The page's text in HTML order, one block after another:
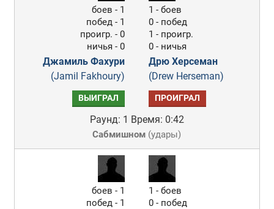
боев - 1
побед - 1
проигр. - 0
ничья - 0
Джамиль Фахури
(Jamil Fakhoury)
1 - боев
0 - побед
1 - проигр.
0 - ничья
Дрю Херсеман
(Drew Herseman)
ВЫИГРАЛ ПРОИГРАЛ
Раунд: 1 Время: 0:42
Сабмишном (удары)
боев - 1
побед - 1
1 - боев
0 - побед